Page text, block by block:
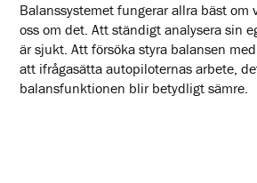
Balanssystemet fungerar allra bäst om
oss om det. Att ständigt analysera sin
är sjukt. Att försöka styra balansen
att ifrågasätta autopiloternas arbete,
balansfunktionen blir betydligt sämre.